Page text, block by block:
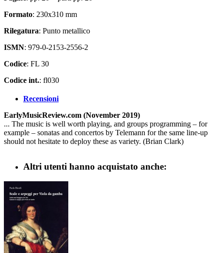
Formato: 230x310 mm
Rilegatura: Punto metallico
ISMN: 979-0-2153-2556-2
Codice: FL 30
Codice int.: fl030
Recensioni
EarlyMusicReview.com (November 2019)
... The music is well worth playing, and groups programming – for
example – sonatas and concertos by Telemann for the same line-up
should not hesitate to deploy these as variety. (Brian Clark)
Altri utenti hanno acquistato anche: